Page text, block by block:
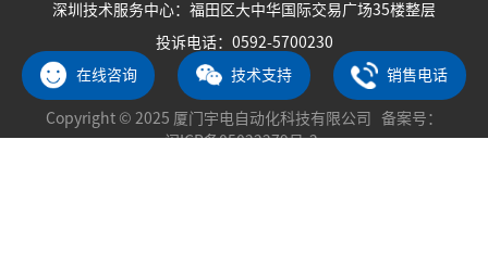
深圳技术服务中心：福田区大中华国际交易广场35楼整层
投诉电话：0592-5700230
在线咨询 技术支持 销售电话
Copyright © 2025 厦门宇电自动化科技有限公司 备案号：
闽ICP备05022279号-2